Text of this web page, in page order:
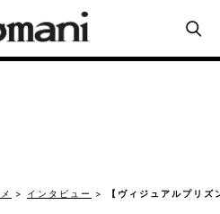
インタビュー 【ヴィジュアルプリ